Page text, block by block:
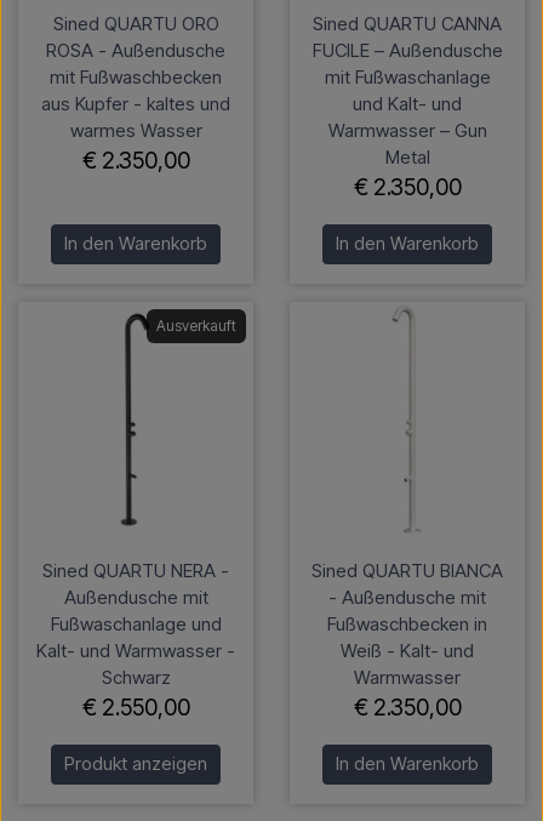
Sined QUARTU ORO
ROSA - Außendusche
mit Fußwaschbecken
aus Kupfer - kaltes und
warmes Wasser
€ 2.350,00
In den Warenkorb
Sined QUARTU CANNA
FUCILE – Außendusche
mit Fußwaschanlage
und Kalt- und
Warmwasser – Gun
Metal
€ 2.350,00
In den Warenkorb
Ausverkauft
Sined QUARTU NERA -
Außendusche mit
Fußwaschanlage und
Kalt- und Warmwasser -
Schwarz
€ 2.550,00
Produkt anzeigen
Sined QUARTU BIANCA
- Außendusche mit
Fußwaschbecken in
Weiß - Kalt- und
Warmwasser
€ 2.350,00
In den Warenkorb